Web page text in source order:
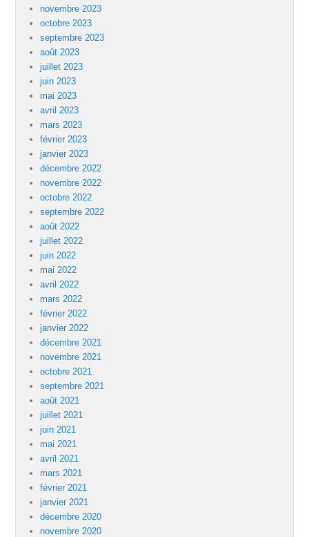
novembre 2023
octobre 2023
septembre 2023
août 2023
juillet 2023
juin 2023
mai 2023
avril 2023
mars 2023
février 2023
janvier 2023
décembre 2022
novembre 2022
octobre 2022
septembre 2022
août 2022
juillet 2022
juin 2022
mai 2022
avril 2022
mars 2022
février 2022
janvier 2022
décembre 2021
novembre 2021
octobre 2021
septembre 2021
août 2021
juillet 2021
juin 2021
mai 2021
avril 2021
mars 2021
février 2021
janvier 2021
décembre 2020
novembre 2020